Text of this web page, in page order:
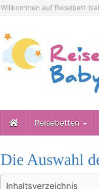
Willkommen auf Reisebett-
Reisebetten
Die Auswahl
Inhaltsverzeichnis